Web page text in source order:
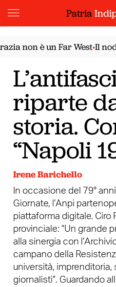
Patria
è un Far West•Il nodo
riparte
storia.
“Napoli
Irene Barichello
In occasione del 79°
Giornate, l’Anpi
piattaforma digitale. Ciro
provinciale: “Un grande
alla sinergia con
campano della
università,
giornalisti”. Guardando